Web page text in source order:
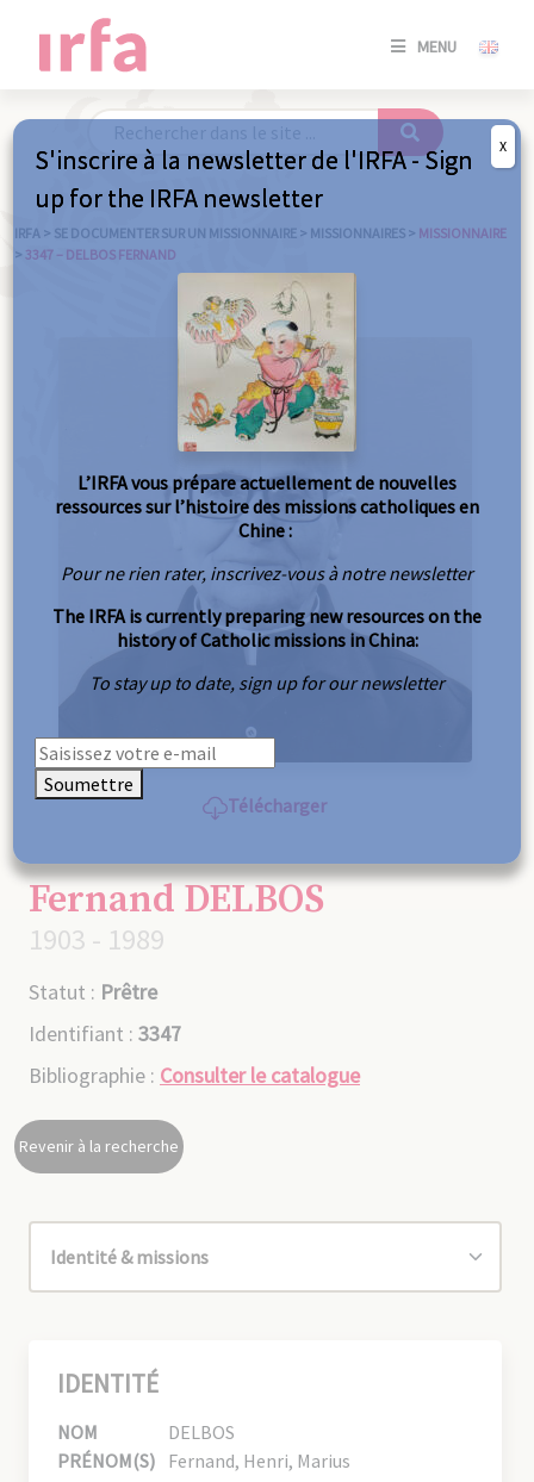
MENU
SE
/
IRFA > SE DOCUMENTER SUR UN MISSIONNAIRE > MISSIONNAIRES > MISSIONNAIRE
> 3347 – DELBOS FERNAND
Télécharger
Fernand DELBOS
1903 - 1989
Statut : Prêtre
Identifiant : 3347
Bibliographie : Consulter le catalogue
Revenir à la recherche
IDENTITÉ
NOM
DELBOS
PRÉNOM(S) Fernand, Henri, Marius
S'inscrire à la newsletter de l'IRFA - Sign
up for the IRFA newsletter
L’IRFA vous prépare actuellement de nouvelles
ressources sur l’histoire des missions catholiques en
Chine :
Pour ne rien rater, inscrivez-vous à notre newsletter
The IRFA is currently preparing new resources on the
history of Catholic missions in China:
To stay up to date, sign up for our newsletter
Soumettre
X